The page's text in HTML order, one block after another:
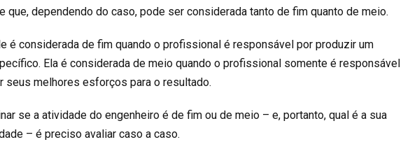
que, dependendo do caso, pode ser considerada tanto de fim quanto de meio.
é considerada de fim quando o profissional é responsável por produzir um
Ela é considerada de meio quando o profissional somente é responsável
seus melhores esforços para o resultado.
se a atividade do engenheiro é de fim ou de meio – e, portanto, qual é a sua
– é preciso avaliar caso a caso.